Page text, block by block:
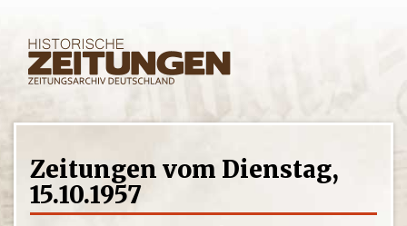
Zeitungen vom Dienstag,
15.10.1957